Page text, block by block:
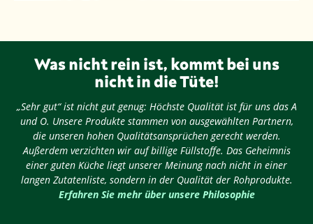
Was nicht rein ist, kommt bei uns
nicht in die Tüte!
„Sehr gut“ ist nicht gut genug: Höchste Qualität ist für uns das A
und O. Unsere Produkte stammen von ausgewählten Partnern,
die unseren hohen Qualitätsansprüchen gerecht werden.
Außerdem verzichten wir auf billige Füllstoffe. Das Geheimnis
einer guten Küche liegt unserer Meinung nach nicht in einer
langen Zutatenliste, sondern in der Qualität der Rohprodukte.
Erfahren Sie mehr über unsere Philosophie